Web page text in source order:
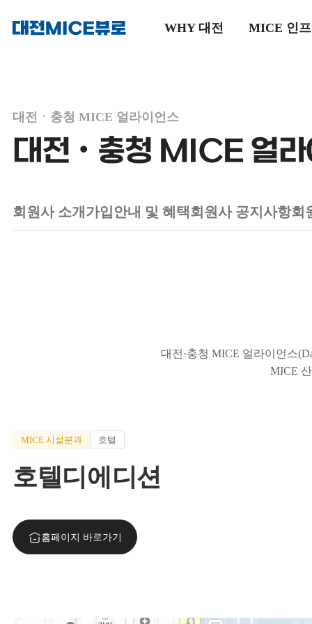
메인으로
WHY 대전 MICE 인
대전ㆍ충청 MICE 얼라이언스
대전ㆍ충청 MICE 얼라
회원사 소개 가입안내 및 혜택회원사 공지사항회
대전·충청 MICE 얼라이언스
MICE
MICE 시설분과 호텔
호텔디에디션
홈페이지 바로가기